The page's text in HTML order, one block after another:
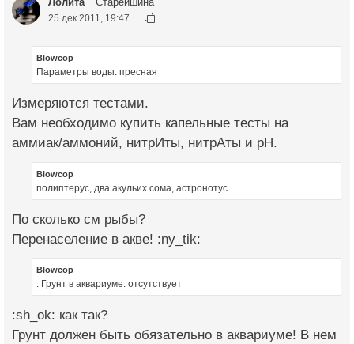
25 дек 2011, 19:47
Blowcop
Параметры воды: пресная
Измеряются тестами.
Вам необходимо купить капельные тесты на
аммиак/аммоний, нитрИты, нитрАты и рН.
Blowcop
полиптерус, два акульих сома, астронотус
По сколько см рыбы?
Перенаселение в акве! :ny_tik:
Blowcop
. Грунт в аквариуме: отсутствует
:sh_ok: как так?
Грунт должен быть обязательно в аквариуме! В нем